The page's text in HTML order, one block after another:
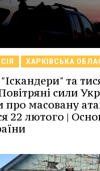
ХАРКІВСЬКА
та
сили
про масовану
22 лютого |